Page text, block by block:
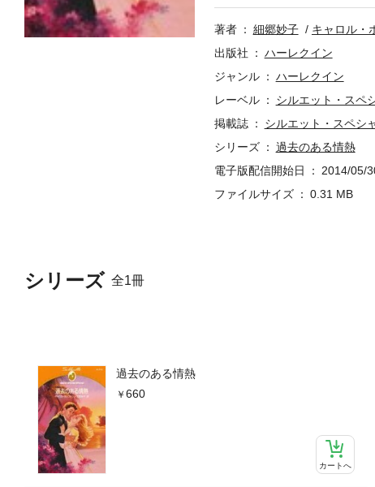
シリーズ 全1冊
過去のある情熱
660
カートへ
いた。記事は、彼が今度は大
きな利益となる。十代のころ
た、苦い思い出があった。彼
か、ためらいを感じてしまう
著者 細郷妙子
キャロル・
出版社
ハーレクイン
ジャンル
ハーレクイン
レーベル
シルエット・スペ
掲載誌
シルエット・スペシ
シリーズ
過去のある情熱
電子版配信開始日
2014/05/
ファイルサイズ
0.31 MB